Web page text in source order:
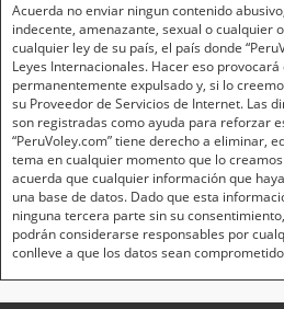
Acuerda no enviar ningun contenido
indecente, amenazante, sexual o cualquier
cualquier ley de su país, el país donde
Leyes Internacionales. Hacer eso
permanentemente expulsado y, si lo
su Proveedor de Servicios de Internet. Las
son registradas como ayuda para reforzar
“PeruVoley.com” tiene derecho a eliminar,
tema en cualquier momento que lo
acuerda que cualquier información que
una base de datos. Dado que esta
ninguna tercera parte sin su
podrán considerarse responsables por
conlleve a que los datos sean